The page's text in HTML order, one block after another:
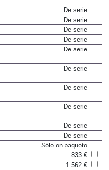
De serie
De serie
De serie
De serie
De serie
De serie
De serie
De serie
De serie
De serie
Sólo en paquete
833 €
1.562 €